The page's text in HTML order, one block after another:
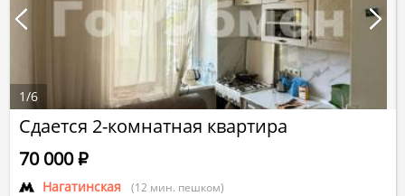
Сдается 2-комнатная квартира
Нагатинская (12 мин. пешком)
70 000Р
1/6